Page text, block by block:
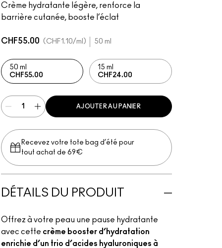
Crème hydratante légère, renforce la
barrière cutanée, booste l’éclat
CHF55.00 CHF1.10/ml 50 ml
50 ml
CHF55.00
15 ml
CHF24.00
AJOUTER AU PANIER
Recevez votre tote bag d’été pour
tout achat de 69€
DÉTAILS DU PRODUIT
Offrez à votre peau une pause hydratante
avec cette crème booster d’hydratation
enrichie d’un trio d’acides hyaluroniques à